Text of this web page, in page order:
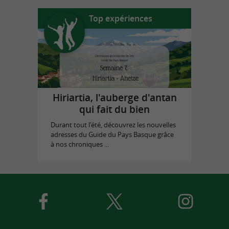
Top expériences
Hiriartia, l'auberge d'antan
qui fait du bien
Durant tout l'été, découvrez les nouvelles
adresses du Guide du Pays Basque grâce
à nos chroniques ...